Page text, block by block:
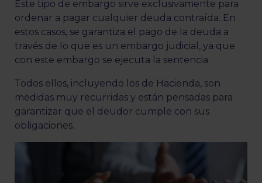
Este tipo de embargo sirve exclusivamente para
ordenar a pagar cualquier deuda contraída. En
estos casos, se garantiza el pago de la deuda a
través de lo que es un embargo judicial, ya que
con este embargo se ejecuta la sentencia.
Todos ellos, incluyendo los de Hacienda, son
medidas muy recurridas y están pensadas para
garantizar que el deudor cumple con sus
obligaciones.